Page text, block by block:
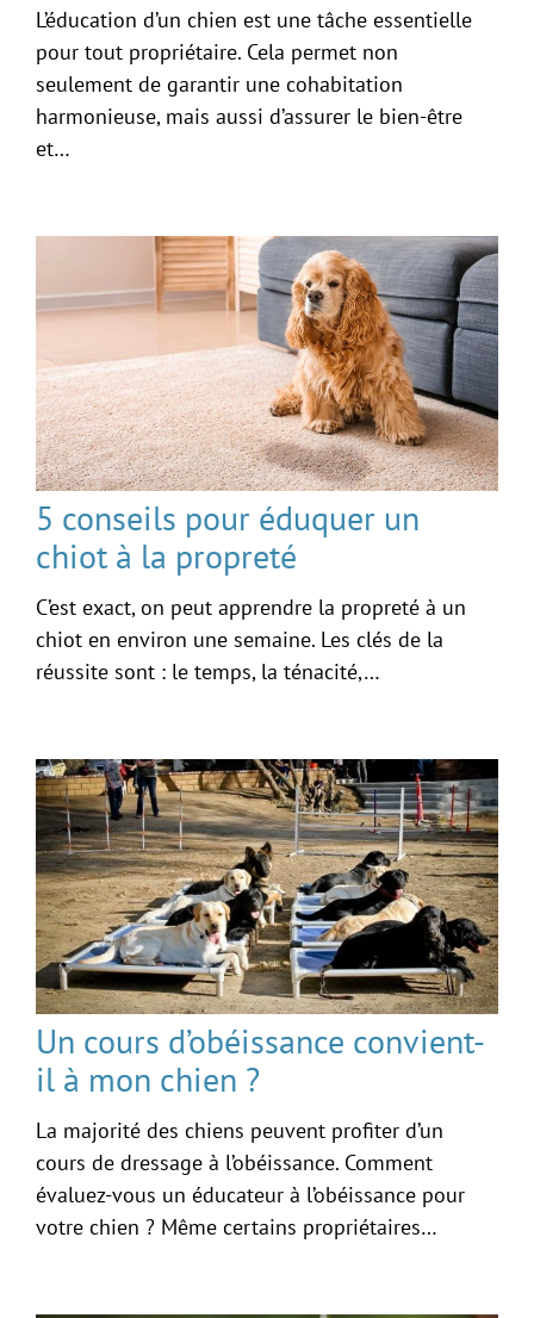
L’éducation d’un chien est une tâche essentielle
pour tout propriétaire. Cela permet non
seulement de garantir une cohabitation
harmonieuse, mais aussi d’assurer le bien-être
et…
5 conseils pour éduquer un
chiot à la propreté
C’est exact, on peut apprendre la propreté à un
chiot en environ une semaine. Les clés de la
réussite sont : le temps, la ténacité,…
Un cours d’obéissance convient-
il à mon chien ?
La majorité des chiens peuvent profiter d’un
cours de dressage à l’obéissance. Comment
évaluez-vous un éducateur à l’obéissance pour
votre chien ? Même certains propriétaires…